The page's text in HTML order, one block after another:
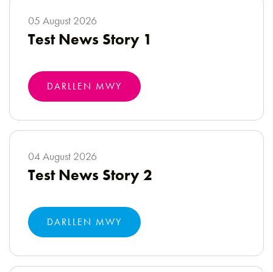
05 August 2026
Test News Story 1
DARLLEN MWY
04 August 2026
Test News Story 2
DARLLEN MWY